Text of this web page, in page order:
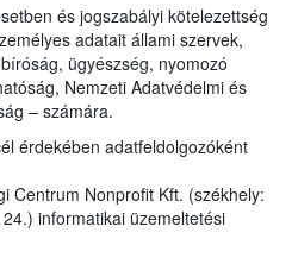
és jogszabályi kötelezettség
adatait állami szervek,
ügyészség, nyomozó
Nemzeti Adatvédelmi és
– számára.
érdekében adatfeldolgozóként
Nonprofit Kft. (székhely:
informatikai üzemeltetési